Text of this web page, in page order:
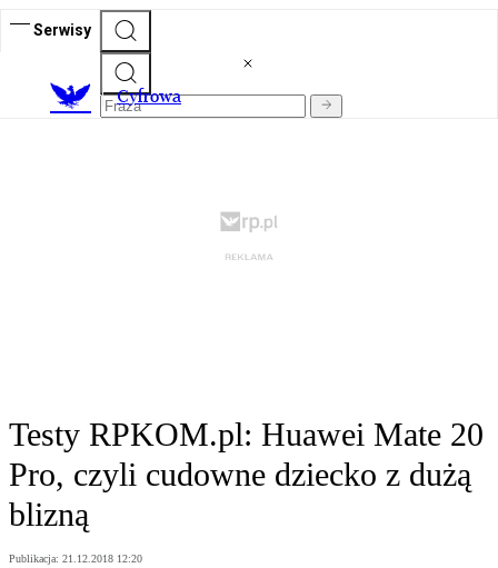
Serwisy
Cyfrowa
Testy RPKOM.pl: Huawei Mate 20
Pro, czyli cudowne dziecko z dużą
blizną
Publikacja: 21.12.2018 12:20